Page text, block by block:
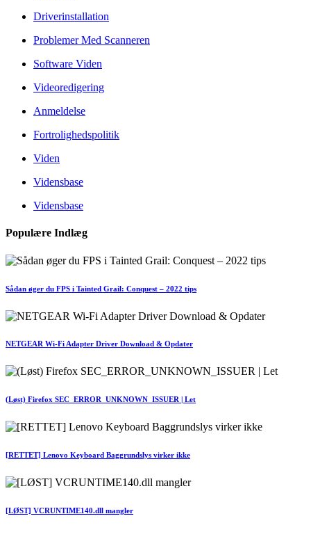
Driverinstallation
Problemer Med Scanneren
Software Viden
Videoredigering
Anmeldelse
Fortrolighedspolitik
Viden
Vidensbase
Vidensbase
Populære Indlæg
Sådan øger du FPS i Tainted Grail: Conquest – 2022 tips
NETGEAR Wi-Fi Adapter Driver Download & Opdater
(Løst) Firefox SEC_ERROR_UNKNOWN_ISSUER | Let
[RETTET] Lenovo Keyboard Baggrundslys virker ikke
[LØST] VCRUNTIME140.dll mangler